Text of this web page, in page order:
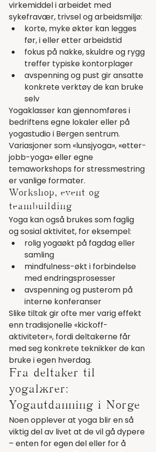
virkemiddel i arbeidet med
sykefravær, trivsel og arbeidsmiljø:
korte, myke økter kan legges
før, i eller etter arbeidstid
fokus på nakke, skuldre og rygg
treffer typiske kontorplager
avspenning og pust gir ansatte
konkrete verktøy de kan bruke
selv
Yogaklasser kan gjennomføres i
bedriftens egne lokaler eller på
yogastudio i Bergen sentrum.
Variasjoner som «lunsjyoga», «etter-
jobb-yoga» eller egne
temaworkshops for stressmestring
er vanlige formater.
Workshop, event og
teambuilding
Yoga kan også brukes som faglig
og sosial aktivitet, for eksempel:
rolig yogaøkt på fagdag eller
samling
mindfulness-økt i forbindelse
med endringsprosesser
avspenning og pusterom på
interne konferanser
Slike tiltak gir ofte mer varig effekt
enn tradisjonelle «kickoff-
aktiviteter», fordi deltakerne får
med seg konkrete teknikker de kan
bruke i egen hverdag.
Fra deltaker til
yogalærer:
Yogautdanning i Norge
Noen opplever at yoga blir en så
viktig del av livet at de vil gå dypere
– enten for egen del eller for å